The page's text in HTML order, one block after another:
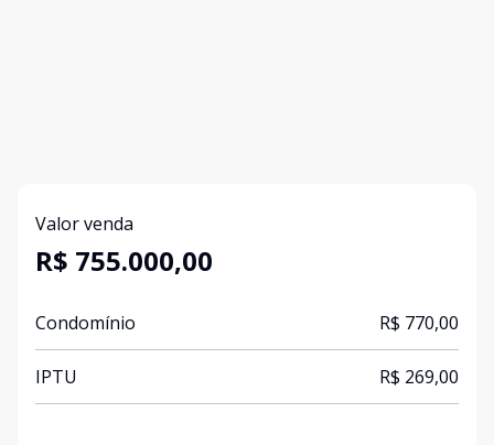
Valor venda
R$ 755.000,00
Condomínio R$ 770,00
IPTU R$ 269,00